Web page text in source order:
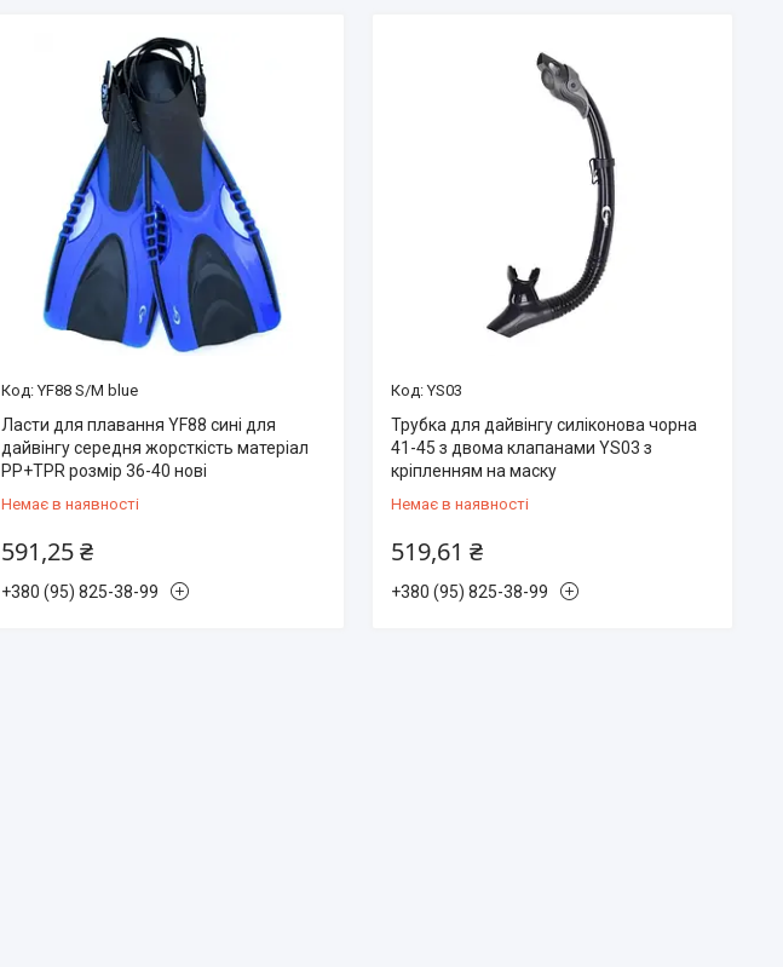
YF88 S/M blue
Ласти для плавання YF88 сині для
дайвінгу середня жорсткість матеріал
PP+TPR розмір 36-40 нові
Немає в наявності
591,25 ₴
+380 (95) 825-38-99
YS03
Трубка для дайвінгу силіконова чорна
41-45 з двома клапанами YS03 з
кріпленням на маску
Немає в наявності
519,61 ₴
+380 (95) 825-38-99